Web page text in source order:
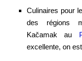
Culinaires pour
des régions
Kačamak au
excellente, on